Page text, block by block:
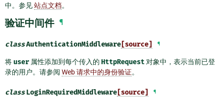
中。参见站点文档。
验证中间件 ¶
classAuthenticationMiddleware [source] ¶
将 user 属性添加到每个传入的 HttpRequest 对象中，表示当前已登
录的用户。请参阅 Web 请求中的身份验证。
class LoginRequiredMiddleware [source] ¶